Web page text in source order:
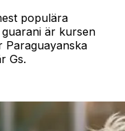
populära
är kursen
Paraguayanska
Gs.